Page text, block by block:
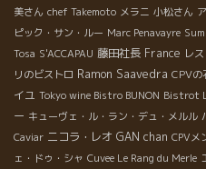
美さん chef Takemoto メラニ 小松さん
ピック・サン・ルー Marc Penavayre
Tosa S'ACCAPAU 藤田社長 France レ
リのビストロ Ramon Saavedra CPVの
イユ Tokyo wine Bistro BUNON Bistrot
ー キューヴェ・ル・ラン・デュ・メルル
Caviar ニコラ・レオ GAN chan CPVメ
ェ・ドゥ・シャ Cuvee Le Rang du Merle